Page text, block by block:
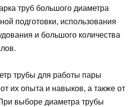
труб большого диаметра
подготовки, использования
и большого количества
трубы для работы пары
их опыта и навыков, а также от
выборе диаметра трубы